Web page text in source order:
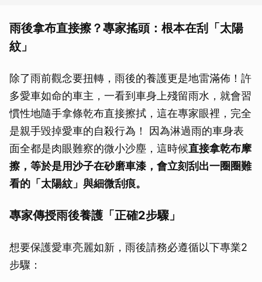
雨後拿布直接擦？專家搖頭：根本在刮「太陽
紋」
除了雨前觀念要扭轉，雨後的養護更是地雷滿佈！許
多愛車如命的車主，一看到車身上殘留雨水，就會習
慣性地隨手拿條乾布直接擦拭，這在專家眼裡，完全
是親手毀掉愛車的自殺行為！ 因為淋過雨的車身表
面全都是肉眼難察的微小沙塵，這時候直接拿乾布摩
擦，等於是用沙子在砂磨車漆，會立刻刮出一圈圈難
看的「太陽紋」與細微刮痕。
專家傳授雨後養護「正確2步驟」
想要保護愛車亮麗如新，雨後請務必遵循以下專業2
步驟：